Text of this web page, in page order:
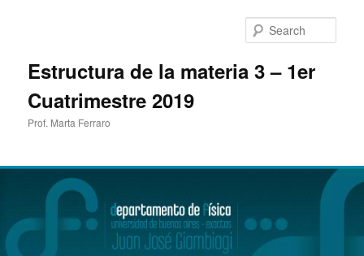
Estructura de la materia 3 – 1er
Cuatrimestre 2019
Prof. Marta Ferraro